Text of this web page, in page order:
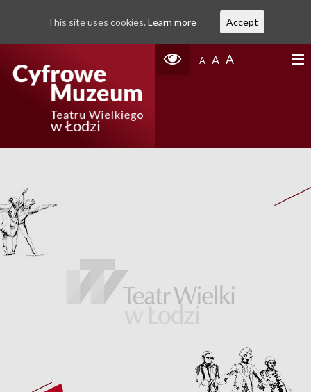
A A A
This site uses cookies. Learn more Accept